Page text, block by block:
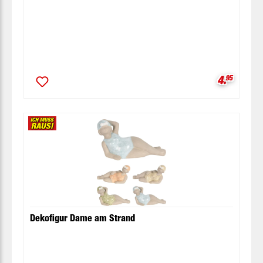
4.95
Dekofigur Dame am Strand